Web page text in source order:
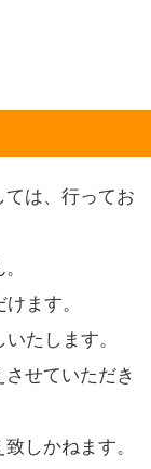
は、行ってお
ます。
たします。
せていただき
しかねます。